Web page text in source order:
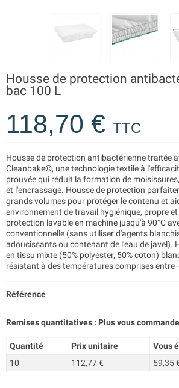
Housse de protection
bac 100 L
118,70 € TTC
Housse de protection antibactérienne traitée
Cleanbake©, une technologie textile à
prouvée qui réduit la formation de
et l'encrassage. Housse de protection
grands volumes pour protéger le contenu et
environnement de travail hygiénique, propre
protection lavable en machine jusqu'à 90°C
conventionnelle (sans utiliser d'agents
adoucissants ou contenant de l'eau de javel).
en tissu mixte (50% polyester, 50% coton)
résistant à des températures comprises entre -
Référence
Remises quantitatives : Plus vous
Quantité Prix unitaire
Vous
10
112,77 € 59,35